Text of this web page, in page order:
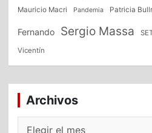
Mauricio Macri
Pandemia Patricia
Fernando Sergio Massa
Vicentín
Archivos
Archivos